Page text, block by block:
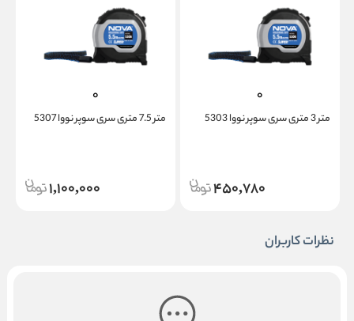
متر 3 متری سری سوپر نووا 5303
450,780
متر 7.5 متری سری سوپر نووا 5307
1,100,000
نظرات کاربران